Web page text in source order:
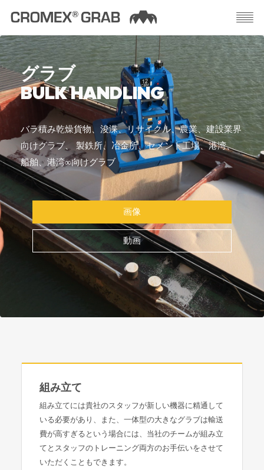
グラブ
BULK HANDLING
バラ積み乾燥貨物、浚渫、リサイクル、農業、建設業界
向けグラブ、 製鉄所、冶金所、セメント工場、港湾、
船舶、港湾∞向けグラブ
画像
動画
組み立て
組み立てには貴社のスタッフが新しい機器に精通して
いる必要があり、また、一体型の大きなグラブは輸送
費が高すぎるという場合には、当社のチームが組み立
てとスタッフのトレーニング両方のお手伝いをさせて
いただくこともできます。